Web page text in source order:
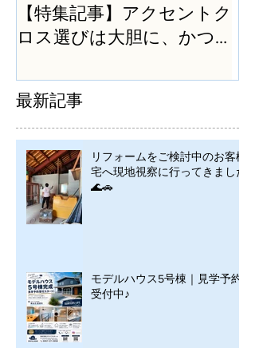
【特集記事】アクセントク
ロス選びは大胆に、かつ
最新記事
リフォームをご検討中のお客様
宅へ現地視察に行ってきました
🌊🚗
モデルハウス5号棟｜見学予約
受付中♪